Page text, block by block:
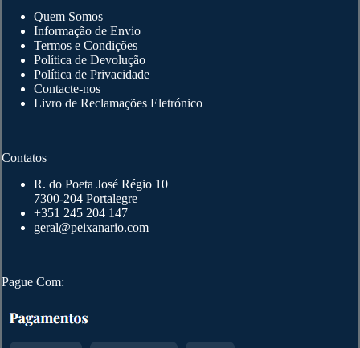
Quem Somos
Informação de Envio
Termos e Condições
Política de Devolução
Política de Privacidade
Contacte-nos
Livro de Reclamações Eletrónico
Contatos
R. do Poeta José Régio 10
7300-204 Portalegre
+351 245 204 147
geral@peixanario.com
Pague Com: